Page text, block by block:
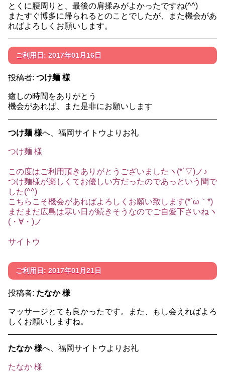
とくに腰周りと、最後の肩揉みがよかったですね(^^)
またすぐ博多に帰られるとのことでしたが、また機会があ
ればよろしくお願いします。
ご利用日: 2017年01月16日
投稿者: つけ麺 様
癒しの時間をありがとう
機会があれば、また是非にお願いします
つけ麺 様へ、福岡サイトウよりお礼
つけ麺 様
この度はご利用頂きありがとうございましたヽ(*´▽)ノ♪
つけ麺様が楽しくてお優しい方だったのであっという間で
した(^^)
こちらこそ機会があればよろしくお願い致します(*´ω｀*)
まだまだ広島は寒い日が続きそうなのでご自愛下さいねヽ
(・∀・)ノ
サイトウ
ご利用日: 2017年01月21日
投稿者: たなか 様
マッサージとても良かったです。また、もし会えればよろ
しくお願いしますね。
たなか 様へ、福岡サイトウよりお礼
たなか 様